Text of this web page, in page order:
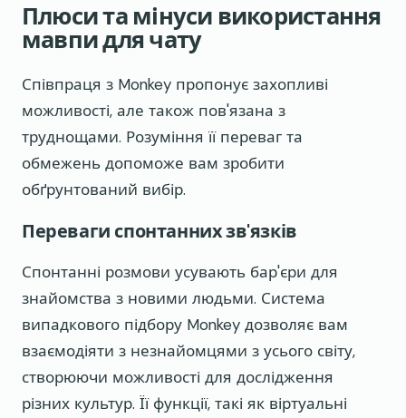
Плюси та мінуси використання
мавпи для чату
Співпраця з Monkey пропонує захопливі
можливості, але також пов'язана з
труднощами. Розуміння її переваг та
обмежень допоможе вам зробити
обґрунтований вибір.
Переваги спонтанних зв'язків
Спонтанні розмови усувають бар'єри для
знайомства з новими людьми. Система
випадкового підбору Monkey дозволяє вам
взаємодіяти з незнайомцями з усього світу,
створюючи можливості для дослідження
різних культур. Її функції, такі як віртуальні